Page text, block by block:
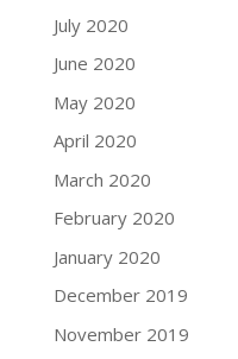
July 2020
June 2020
May 2020
April 2020
March 2020
February 2020
January 2020
December 2019
November 2019